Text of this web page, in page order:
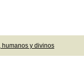
humanos y divinos